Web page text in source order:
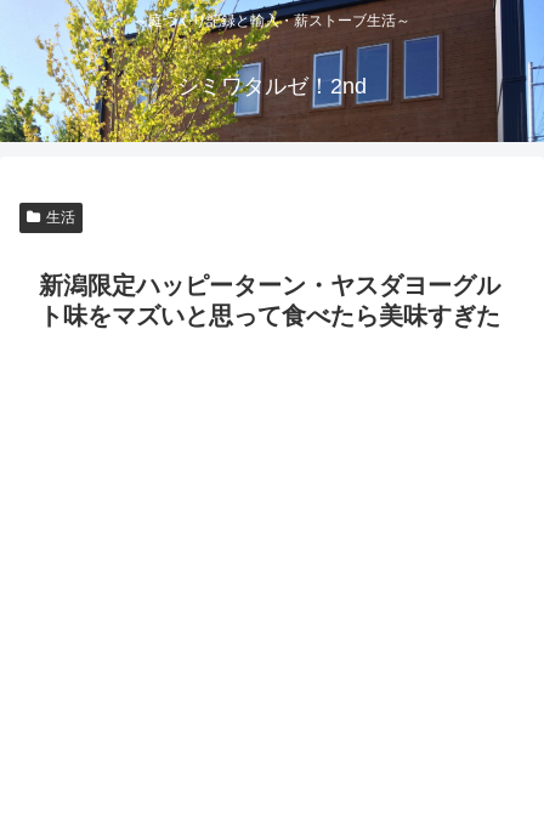
～庭づくり記録と輸入・薪ストーブ生活～
シミワタルゼ！2nd
生活
新潟限定ハッピーターン・ヤスダヨーグル
ト味をマズいと思って食べたら美味すぎた